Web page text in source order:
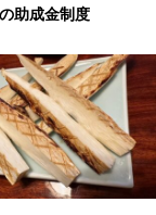
助成金制度